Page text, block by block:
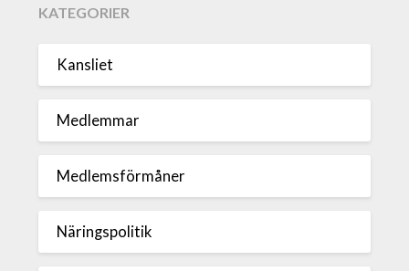
KATEGORIER
Kansliet
Medlemmar
Medlemsförmåner
Näringspolitik